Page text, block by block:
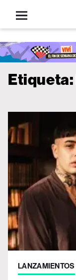
Open
menu
Etiqueta:
LANZAMIENTOS